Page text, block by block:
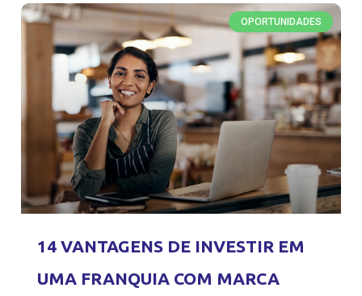
OPORTUNIDADES
14 VANTAGENS DE INVESTIR EM
UMA FRANQUIA COM MARCA